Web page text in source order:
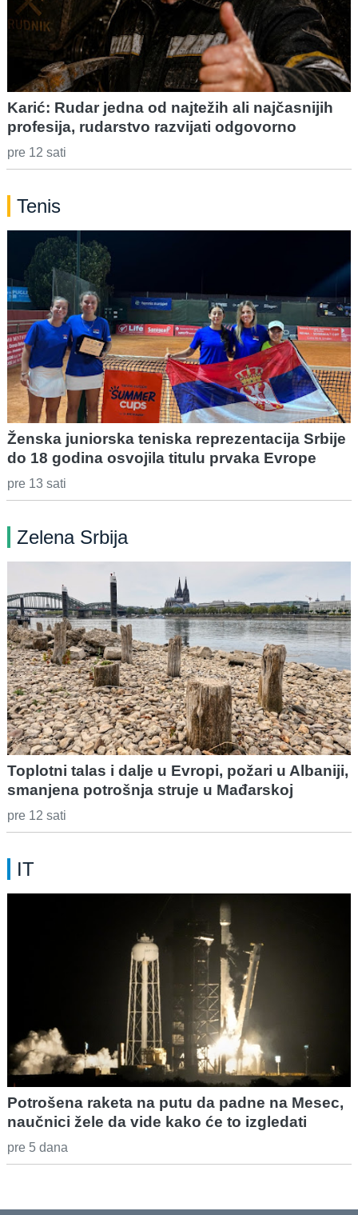
Karić: Rudar jedna od najtežih ali najčasnijih
profesija, rudarstvo razvijati odgovorno
pre 12 sati
Tenis
Ženska juniorska teniska reprezentacija Srbije
do 18 godina osvojila titulu prvaka Evrope
pre 13 sati
Zelena Srbija
Toplotni talas i dalje u Evropi, požari u Albaniji,
smanjena potrošnja struje u Mađarskoj
pre 12 sati
IT
Potrošena raketa na putu da padne na Mesec,
naučnici žele da vide kako će to izgledati
pre 5 dana